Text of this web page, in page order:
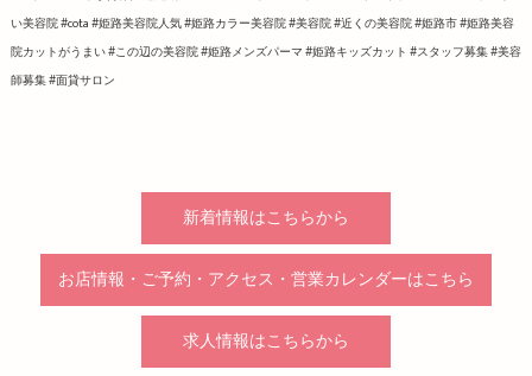
い美容院 #cota #姫路美容院人気 #姫路カラー美容院 #美容院 #近くの美容院 #姫路市 #姫路美容
院カットがうまい #この辺の美容院 #姫路メンズパーマ #姫路キッズカット #スタッフ募集 #美容
師募集 #面貸サロン
新着情報はこちらから
お店情報・ご予約・アクセス・営業カレンダーはこちら
求人情報はこちらから